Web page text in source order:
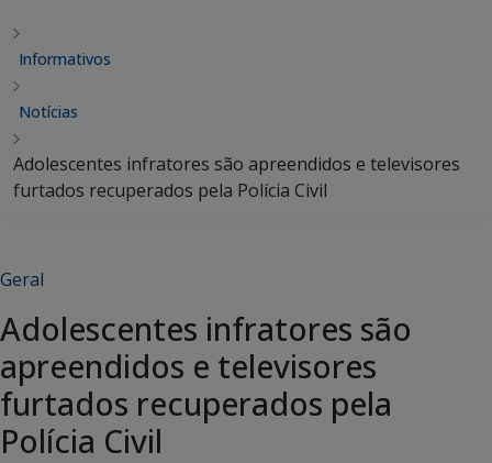
Informativos
Notícias
Adolescentes infratores são apreendidos e televisores
furtados recuperados pela Polícia Civil
Geral
Adolescentes infratores são
apreendidos e televisores
furtados recuperados pela
Polícia Civil